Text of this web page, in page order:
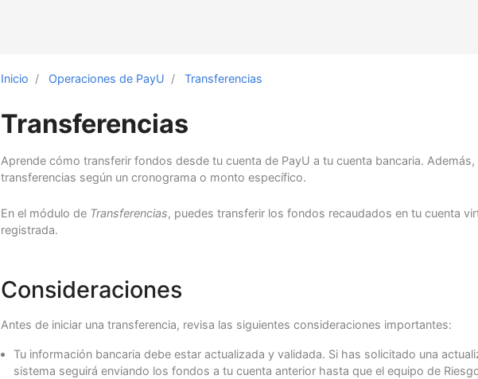
Inicio Operaciones de PayU Transferencias
Transferencias
Aprende cómo transferir fondos desde tu cuenta de PayU a tu cuenta bancaria.
transferencias según un cronograma o monto específico.
En el módulo de Transferencias, puedes transferir los fondos recaudados en tu cuenta
registrada.
Consideraciones
Antes de iniciar una transferencia, revisa las siguientes consideraciones importantes:
Tu información bancaria debe estar actualizada y validada. Si has solicitado una
sistema seguirá enviando los fondos a tu cuenta anterior hasta que el equipo de